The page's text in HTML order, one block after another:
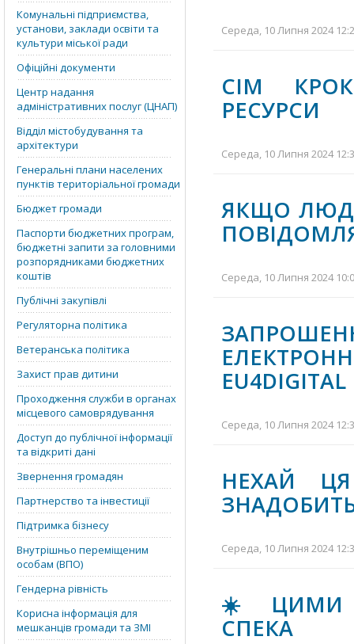
Комунальні підприємства,
установи, заклади освіти та
культури міської ради
Офіційні документи
Центр надання
адміністративних послуг (ЦНАП)
Відділ містобудування та
архітектури
Генеральні плани населених
пунктів територіальної громади
Бюджет громади
Паспорти бюджетних програм,
бюджетні запити за головними
розпорядниками бюджетних
коштів
Публічні закупівлі
Регуляторна політика
Ветеранська політика
Захист прав дитини
Проходження служби в органах
місцевого самоврядування
Доступ до публічної інформації
та відкриті дані
Звернення громадян
Партнерство та інвестиції
Підтримка бізнесу
Внутрішньо переміщеним
особам (ВПО)
Гендерна рівність
Корисна інформація для
мешканців громади та ЗМІ
Середа, 10 Липня 2024
СІМ
РЕСУРСИ
Середа, 10 Липня 2024
ЯКЩО
Середа, 10 Липня 2024
EU4DIGITAL
Середа, 10 Липня 2024
НЕХАЙ
Середа, 10 Липня 2024
☀️ ЦИМИ
СПЕКА